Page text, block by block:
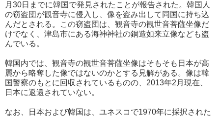
月30日までに韓国で発見されたことが報告された。韓国人
の窃盗団が観音寺に侵入し、像を盗み出して同国に持ち込
んだとされる。この窃盗団は、観音寺の観世音菩薩坐像だ
けでなく、津島市にある海神神社の銅造如来立像なども盗
んでいる。
韓国内では、観音寺の観世音菩薩坐像はそもそも日本が高
麗から略奪した像ではないのかとする見解がある。像は韓
国警察のもとに回収されているものの、2013年2月現在、
日本に返還されていない。
なお、日本および韓国は、ユネスコで1970年に採択された